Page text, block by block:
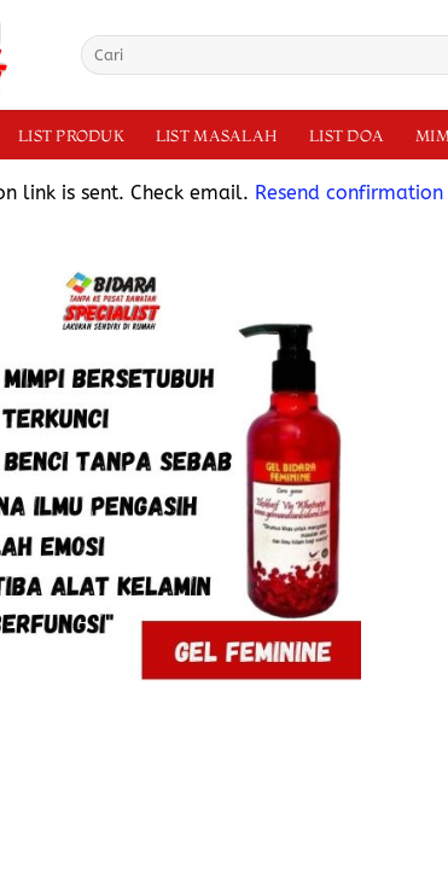
LIST PRODUK LIST MASALAH LIST DOA
link is sent. Check email. Resend